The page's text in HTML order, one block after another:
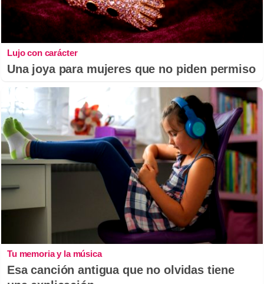
Lujo con carácter
Una joya para mujeres que no piden permiso
Tu memoria y la música
Esa canción antigua que no olvidas tiene